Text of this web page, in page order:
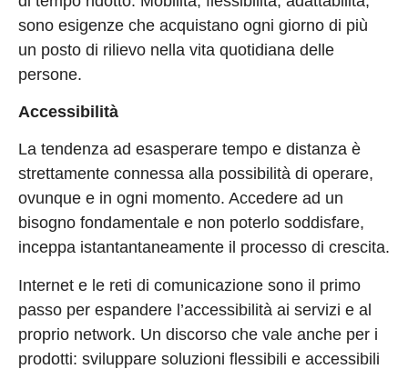
sono esigenze che acquistano ogni giorno di più
un posto di rilievo nella vita quotidiana delle
persone.
Accessibilità
La tendenza ad esasperare tempo e distanza è
strettamente connessa alla possibilità di operare,
ovunque e in ogni momento. Accedere ad un
bisogno fondamentale e non poterlo soddisfare,
inceppa istantantaneamente il processo di crescita.
Internet e le reti di comunicazione sono il primo
passo per espandere l’accessibilità ai servizi e al
proprio network. Un discorso che vale anche per i
prodotti: sviluppare soluzioni flessibili e accessibili